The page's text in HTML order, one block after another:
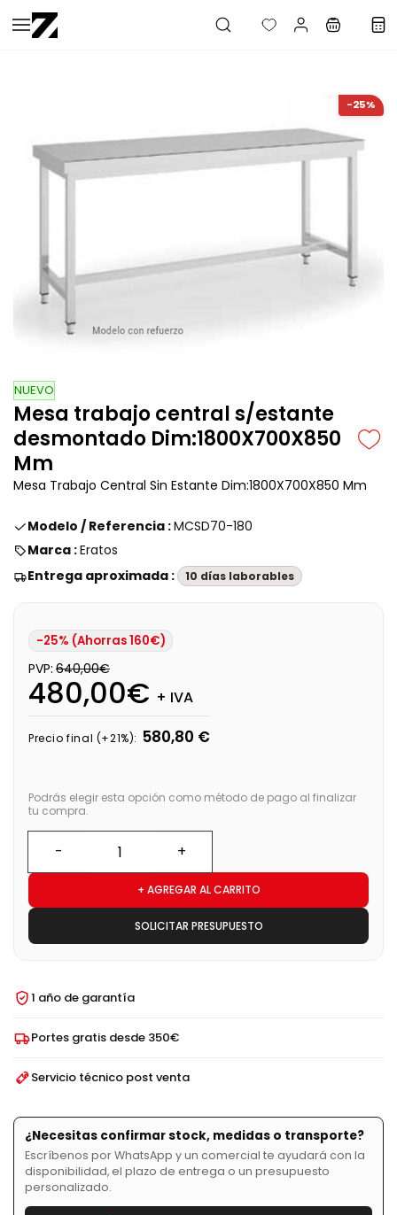
Saltar al
contenido
-25%
NUEVO
Mesa trabajo central s/estante
desmontado Dim:1800X700X850
Mm
Mesa Trabajo Central Sin Estante Dim:1800X700X850 Mm
Modelo / Referencia :MCSD70-180
Marca :Eratos
Entrega aproximada :
10 días laborables
-25% (Ahorras 160€)
PVP: 640,00€
480,00€ + IVA
Precio final (+21%): 580,80 €
Podrás elegir esta opción como método de pago al finalizar
tu compra.
+ AGREGAR AL CARRITO
SOLICITAR PRESUPUESTO
1 año de garantía
Portes gratis desde 350€
Servicio técnico post venta
¿Necesitas confirmar stock, medidas o transporte?
Escríbenos por WhatsApp y un comercial te ayudará con la
disponibilidad, el plazo de entrega o un presupuesto
personalizado.